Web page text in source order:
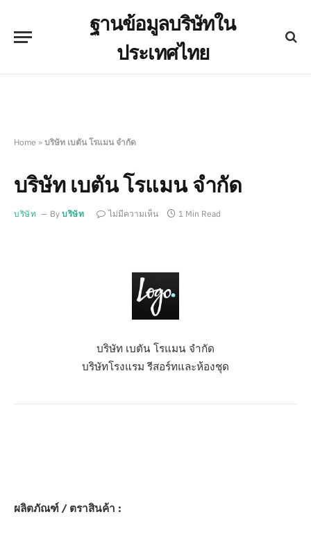
ฐานข้อมูลบริษัทใน
ประเทศไทย
Home » บริษัท เบตัน โรแมน จำกัด
บริษัท เบตัน โรแมน จำกัด
บริษัท By บริษัท ไม่มีความเห็น 1 Min Read
บริษัท เบตัน โรแมน จำกัด
บริษัทโรงแรม รีสอร์ทและห้องชุด
ผลิตภัณฑ์ / ตราสินค้า :